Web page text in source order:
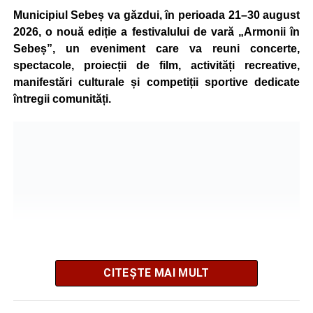
accidentul.
Adaugă-ne ca sursă preferată
Biciclist de 70 de ani, rănit într-un accident rutier
produs pe strada Dorobanți din Sebeș
Municipiul Sebeș va găzdui, în perioada 21–30 august
2026, o nouă ediție a festivalului de vară „Armonii în
Sebeș”, un eveniment care va reuni concerte,
spectacole, proiecții de film, activități recreative,
manifestări culturale și competiții sportive dedicate
întregii comunități.
Organizatorii au pregătit un program variat, care îmbină
CITEȘTE MAI MULT